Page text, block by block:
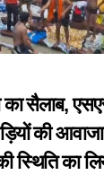
सैलाब,
की
स्थिति का